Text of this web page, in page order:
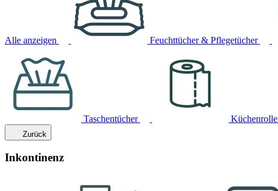
Alle anzeigen Feuchttücher & Pflegetücher
Taschentücher
Zurück
Inkontinenz